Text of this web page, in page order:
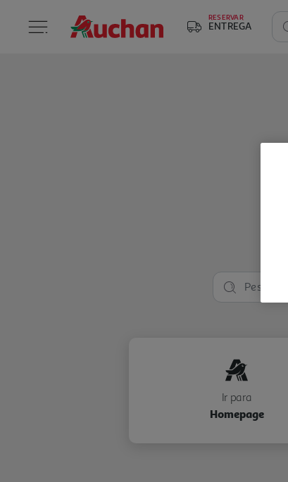
RESERVAR
ENTREGA
Ir para
Homepage